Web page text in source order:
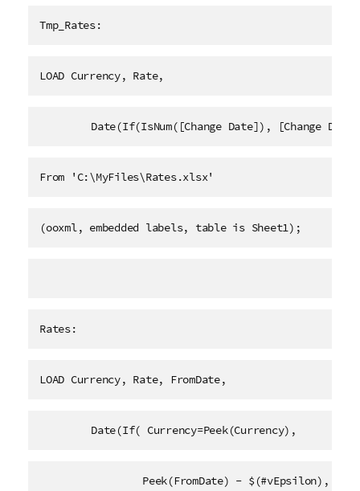
Tmp_Rates:
LOAD Currency, Rate,
Date(If(IsNum([Change Date]), [Change
From 'C:\MyFiles\Rates.xlsx'
(ooxml, embedded labels, table is Sheet1);
Rates:
LOAD Currency, Rate, FromDate,
	Date(If( Currency=Peek(Currency),
		Peek(FromDate) - $(#vEpsilon),